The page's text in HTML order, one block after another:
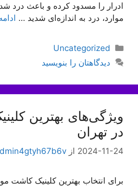
ادرار را مسدود کرده و باعث درد
موارد، درد به اندازه‌ای شدید …
دسته‌ها
Uncategorized
دیدگاهتان را بنویسید
ویژگی‌های بهترین
در تهران
2024-11-24 از
برای انتخاب بهترین کلینیک کاشت